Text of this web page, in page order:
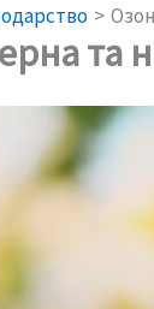
та